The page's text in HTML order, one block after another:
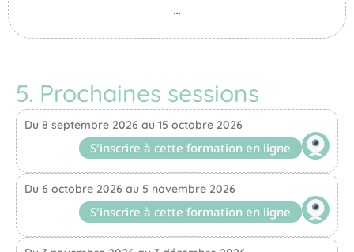
…
5. Prochaines sessions
Du 8 septembre 2026 au 15 octobre 2026
S'inscrire à cette formation en ligne
Du 6 octobre 2026 au 5 novembre 2026
S'inscrire à cette formation en ligne